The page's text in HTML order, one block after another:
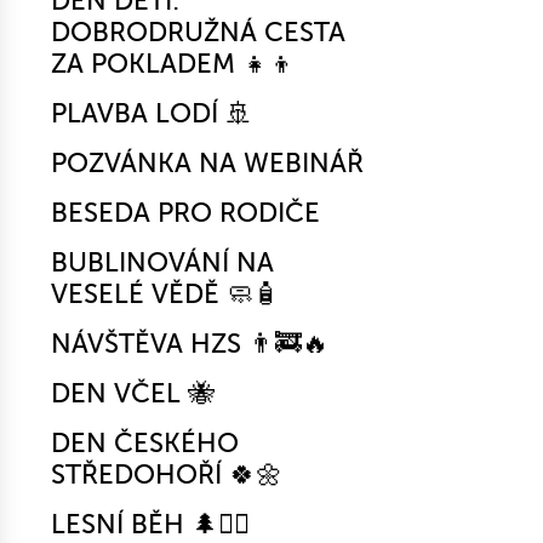
DOBRODRUŽNÁ CESTA
ZA POKLADEM 👧👦
PLAVBA LODÍ 🚢
POZVÁNKA NA WEBINÁŘ
BESEDA PRO RODIČE
BUBLINOVÁNÍ NA
VESELÉ VĚDĚ 🧼🧴
NÁVŠTĚVA HZS 👨‍🚒🔥
DEN VČEL 🐝
DEN ČESKÉHO
STŘEDOHOŘÍ 🍀🌼
LESNÍ BĚH 🌲🏃‍♀️